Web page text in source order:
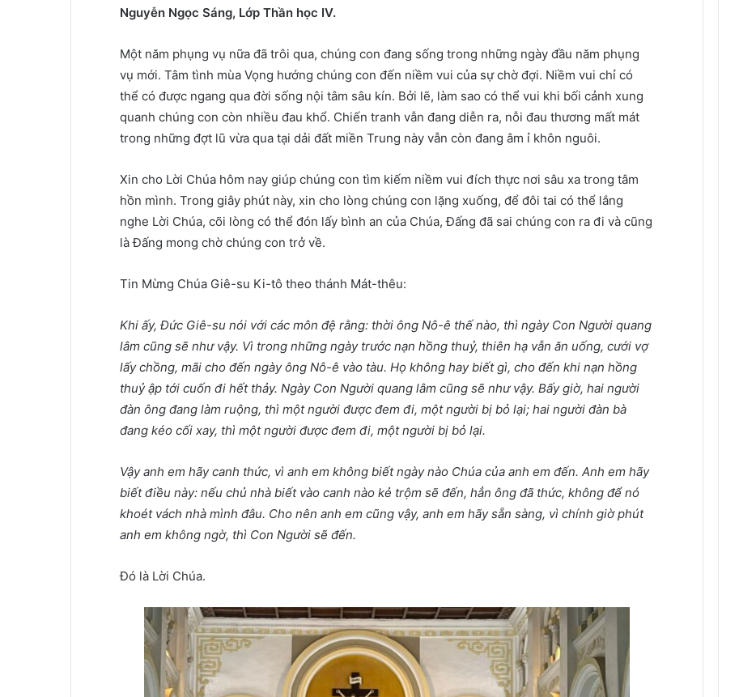
Nguyễn Ngọc Sáng, Lớp Thần học IV.
Một năm phụng vụ nữa đã trôi qua, chúng con đang sống trong những ngày đầu năm phụng
vụ mới. Tâm tình mùa Vọng hướng chúng con đến niềm vui của sự chờ đợi. Niềm vui chỉ có
thể có được ngang qua đời sống nội tâm sâu kín. Bởi lẽ, làm sao có thể vui khi bối cảnh xung
quanh chúng con còn nhiều đau khổ. Chiến tranh vẫn đang diễn ra, nỗi đau thương mất mát
trong những đợt lũ vừa qua tại dải đất miền Trung này vẫn còn đang âm ỉ khôn nguôi.
Xin cho Lời Chúa hôm nay giúp chúng con tìm kiếm niềm vui đích thực nơi sâu xa trong tâm
hồn mình. Trong giây phút này, xin cho lòng chúng con lặng xuống, để đôi tai có thể lắng
nghe Lời Chúa, cõi lòng có thể đón lấy bình an của Chúa, Đấng đã sai chúng con ra đi và cũng
là Đấng mong chờ chúng con trở về.
Tin Mừng Chúa Giê-su Ki-tô theo thánh Mát-thêu:
Khi ấy, Đức Giê-su nói với các môn đệ rằng: thời ông Nô-ê thế nào, thì ngày Con Người quang
lâm cũng sẽ như vậy. Vì trong những ngày trước nạn hồng thuỷ, thiên hạ vẫn ăn uống, cưới vợ
lấy chồng, mãi cho đến ngày ông Nô-ê vào tàu. Họ không hay biết gì, cho đến khi nạn hồng
thuỷ ập tới cuốn đi hết thảy. Ngày Con Người quang lâm cũng sẽ như vậy. Bấy giờ, hai người
đàn ông đang làm ruộng, thì một người được đem đi, một người bị bỏ lại; hai người đàn bà
đang kéo cối xay, thì một người được đem đi, một người bị bỏ lại.
Vậy anh em hãy canh thức, vì anh em không biết ngày nào Chúa của anh em đến. Anh em hãy
biết điều này: nếu chủ nhà biết vào canh nào kẻ trộm sẽ đến, hẳn ông đã thức, không để nó
khoét vách nhà mình đâu. Cho nên anh em cũng vậy, anh em hãy sẵn sàng, vì chính giờ phút
anh em không ngờ, thì Con Người sẽ đến.
Đó là Lời Chúa.